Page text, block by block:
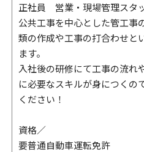
正社員 営業・現場管理スタ
公共工事を中心とした管工事
類の作成や工事の打合わせと
ます。
入社後の研修にて工事の流れ
に必要なスキルが身につくの
ください！
資格／
要普通自動車運転免許